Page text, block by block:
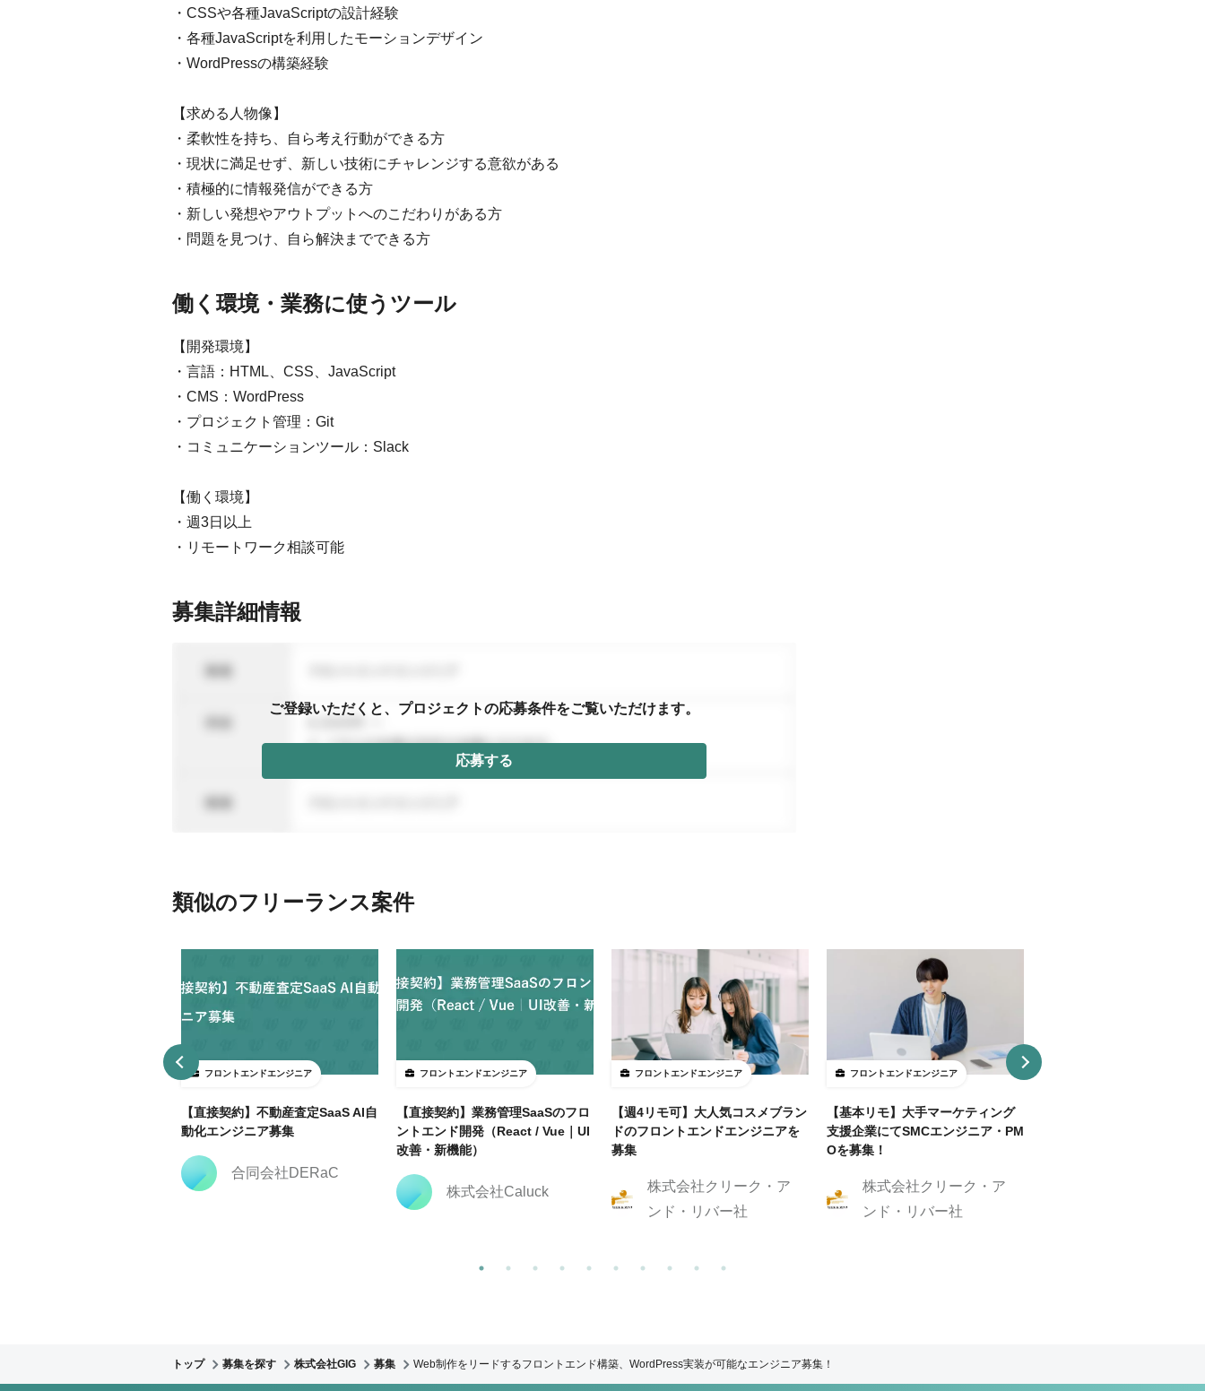
・CSSや各種JavaScriptの設計経験
・各種JavaScriptを利用したモーションデザイン
・WordPressの構築経験
【求める人物像】
・柔軟性を持ち、自ら考え行動ができる方
・現状に満足せず、新しい技術にチャレンジする意欲がある
・積極的に情報発信ができる方
・新しい発想やアウトプットへのこだわりがある方
・問題を見つけ、自ら解決までできる方
働く環境・業務に使うツール
【開発環境】
・言語：HTML、CSS、JavaScript
・CMS：WordPress
・プロジェクト管理：Git
・コミュニケーションツール：Slack
【働く環境】
・週3日以上
・リモートワーク相談可能
募集詳細情報
ご登録いただくと、プロジェクトの応募条件をご覧いただけます。
応募する
類似のフリーランス案件
フロントエンドエンジニア
【直接契約】不動産査定SaaS AI自
動化エンジニア募集
合同会社DERaC
フロントエンドエンジニア
【直接契約】業務管理SaaSのフロ
ントエンド開発（React / Vue｜UI
改善・新機能）
株式会社Caluck
フロントエンドエンジニア
【週4リモ可】大人気コスメブラン
ドのフロントエンドエンジニアを
募集
株式会社クリーク・ア
ンド・リバー社
フロントエンドエンジニア
【基本リモ】大手マーケティング
支援企業にてSMCエンジニア・PM
Oを募集！
株式会社クリーク・ア
ンド・リバー社
トップ 募集を探す 株式会社GIG 募集 Web制作をリードするフロントエンド構築、WordPress実装が可能なエンジニア募集！